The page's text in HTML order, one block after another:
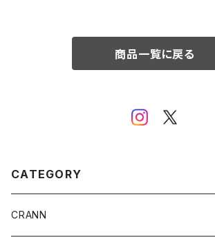
商品一覧に戻る
CATEGORY
CRANN